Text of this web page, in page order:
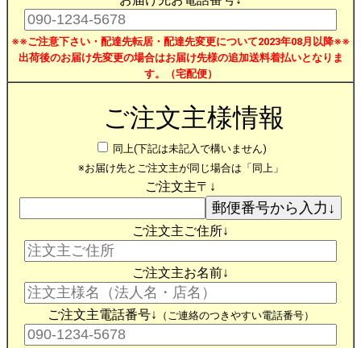
※※ご注意下さい・配達先転居・配達先変更について2023年08月以降※※
出荷後のお届け先変更の場合はお届け先様の追加送料着払いとなりま
す。（宅配便）
ご注文主様情報
同上(下記は未記入で構いません)
※お届け先とご注文主が同じ場合は「同上」
ご注文主〒↓
ご注文主ご住所↓
ご注文主お名前↓
ご注文主電話番号↓ （ご連絡のつきやすい電話番号）